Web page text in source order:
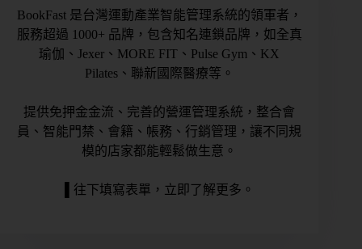
BookFast 是台灣運動產業智能管理系統的領軍者，
服務超過 1000+ 品牌，包含知名連鎖品牌，如全真
瑜伽、Jexer、MORE FIT、Pulse Gym、KX
Pilates、聯新國際醫療等。
提供免押金金流、完善的營運管理系統，整合會
員、智能門禁、會籍、帳務、行銷管理，讓不同規
模的店家都能輕鬆做生意。
▌往下填寫表單，立即了解更多。
您